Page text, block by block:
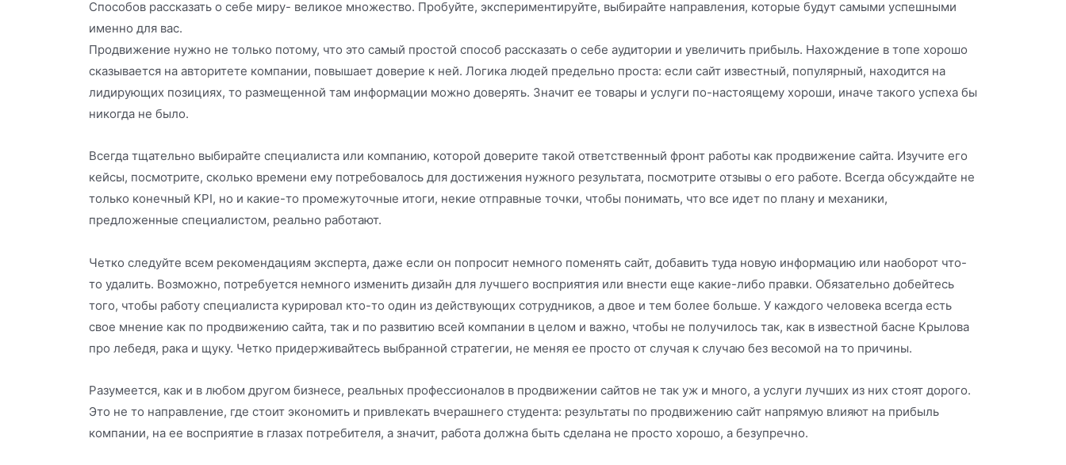
Способов рассказать о себе миру- великое множество. Пробуйте, экспериментируйте, выбирайте направления, которые будут самыми успешными
именно для вас.
Продвижение нужно не только потому, что это самый простой способ рассказать о себе аудитории и увеличить прибыль. Нахождение в топе хорошо
сказывается на авторитете компании, повышает доверие к ней. Логика людей предельно проста: если сайт известный, популярный, находится на
лидирующих позициях, то размещенной там информации можно доверять. Значит ее товары и услуги по-настоящему хороши, иначе такого успеха бы
никогда не было.
Всегда тщательно выбирайте специалиста или компанию, которой доверите такой ответственный фронт работы как продвижение сайта. Изучите его
кейсы, посмотрите, сколько времени ему потребовалось для достижения нужного результата, посмотрите отзывы о его работе. Всегда обсуждайте не
только конечный KPI, но и какие-то промежуточные итоги, некие отправные точки, чтобы понимать, что все идет по плану и механики,
предложенные специалистом, реально работают.
Четко следуйте всем рекомендациям эксперта, даже если он попросит немного поменять сайт, добавить туда новую информацию или наоборот что-
то удалить. Возможно, потребуется немного изменить дизайн для лучшего восприятия или внести еще какие-либо правки. Обязательно добейтесь
того, чтобы работу специалиста курировал кто-то один из действующих сотрудников, а двое и тем более больше. У каждого человека всегда есть
свое мнение как по продвижению сайта, так и по развитию всей компании в целом и важно, чтобы не получилось так, как в известной басне Крылова
про лебедя, рака и щуку. Четко придерживайтесь выбранной стратегии, не меняя ее просто от случая к случаю без весомой на то причины.
Разумеется, как и в любом другом бизнесе, реальных профессионалов в продвижении сайтов не так уж и много, а услуги лучших из них стоят дорого.
Это не то направление, где стоит экономить и привлекать вчерашнего студента: результаты по продвижению сайт напрямую влияют на прибыль
компании, на ее восприятие в глазах потребителя, а значит, работа должна быть сделана не просто хорошо, а безупречно.